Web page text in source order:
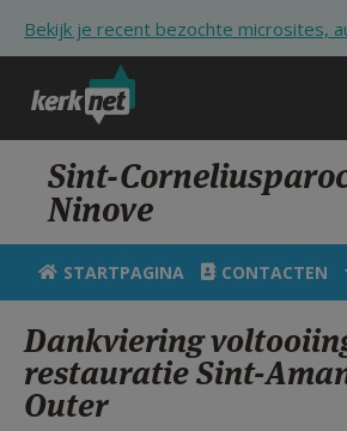
Bekijk je recent bezochte microsites,
STARTPAGINA
KERK
VIERINGEN
ZOEKEN
HULP
Sint-
Ninove
STARTPAGINA CONTACTEN
Dankviering
restauratie Sint-
Outer